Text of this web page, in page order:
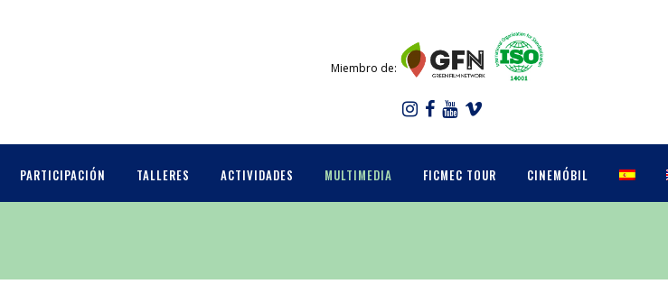
Miembro de:
PARTICIPACIÓN TALLERES ACTIVIDADES MULTIMEDIA FICMEC TOUR CINEMÓBIL